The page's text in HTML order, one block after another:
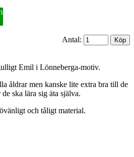
Antal:
Emil i Lönneberga-motiv.
åldrar men kanske lite extra bra till de
ska lära sig äta själva.
och tåligt material.